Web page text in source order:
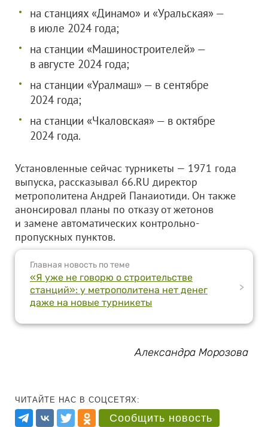
на станциях «Динамо» и «Уральская» —
в июле 2024 года;
на станции «Машиностроителей» —
в августе 2024 года;
на станции «Уралмаш» — в сентябре
2024 года;
на станции «Чкаловская» — в октябре
2024 года.
Установленные сейчас турникеты — 1971 года
выпуска, рассказывал 66.RU директор
метрополитена Андрей Панаиотиди. Он также
анонсировал планы по отказу от жетонов
и замене автоматических контрольно-
пропускных пунктов.
Главная новость по теме
«Я уже не говорю о строительстве
станций»: у метрополитена нет денег
даже на новые турникеты
>
Александра Морозова
ЧИТАЙТЕ НАС В СОЦСЕТЯХ:
Сообщить новость